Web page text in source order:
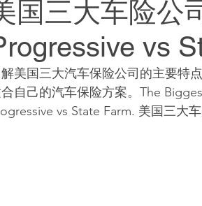
国三大车险公
vs
美国三大汽车保险公司的主要特
自己的汽车保险方案。The
vs State Farm. 美国三大车